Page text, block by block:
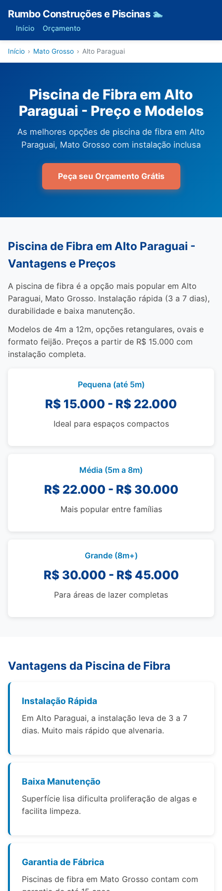
Rumbo Construções e Piscinas 🏊
Início Orçamento
Início › Mato Grosso › Alto Paraguai
Piscina de Fibra em Alto
Paraguai - Preço e Modelos
As melhores opções de piscina de fibra em Alto
Paraguai, Mato Grosso com instalação inclusa
Peça seu Orçamento Grátis
Piscina de Fibra em Alto Paraguai -
Vantagens e Preços
A piscina de fibra é a opção mais popular em Alto
Paraguai, Mato Grosso. Instalação rápida (3 a 7 dias),
durabilidade e baixa manutenção.
Modelos de 4m a 12m, opções retangulares, ovais e
formato feijão. Preços a partir de R$ 15.000 com
instalação completa.
Pequena (até 5m)
R$ 15.000 - R$ 22.000
Ideal para espaços compactos
Média (5m a 8m)
R$ 22.000 - R$ 30.000
Mais popular entre famílias
Grande (8m+)
R$ 30.000 - R$ 45.000
Para áreas de lazer completas
Vantagens da Piscina de Fibra
Instalação Rápida
Em Alto Paraguai, a instalação leva de 3 a 7
dias. Muito mais rápido que alvenaria.
Baixa Manutenção
Superfície lisa dificulta proliferação de algas e
facilita limpeza.
Garantia de Fábrica
Piscinas de fibra em Mato Grosso contam com